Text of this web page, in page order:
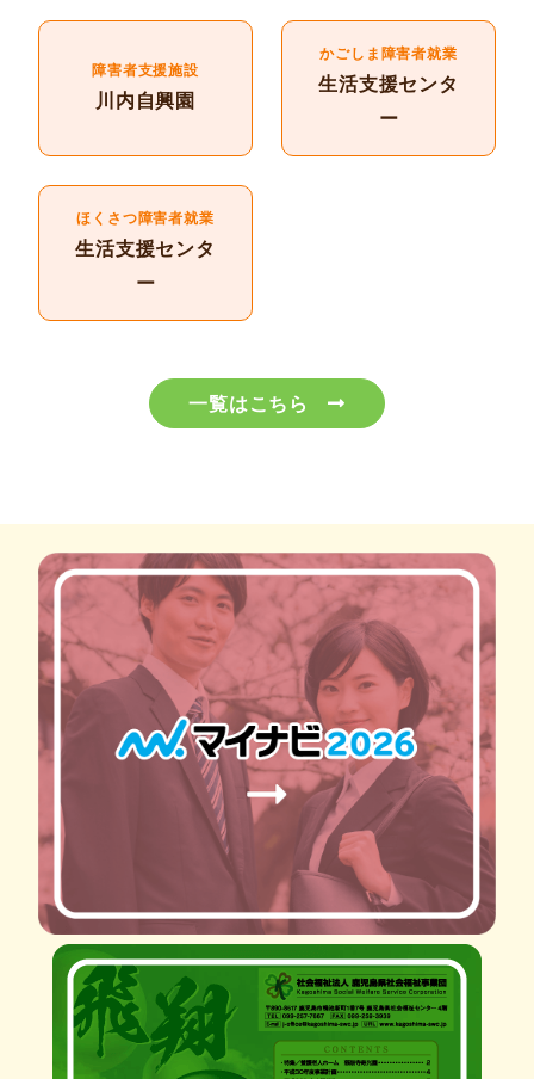
障害者支援施設
川内自興園
かごしま障害者就業
生活支援センタ
ー
ほくさつ障害者就業
生活支援センタ
ー
一覧はこちら